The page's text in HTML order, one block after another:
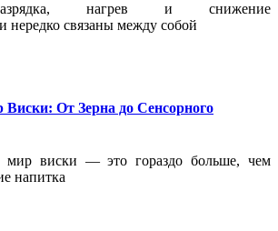
нагрев и снижение
нередко связаны между собой
От Зерна до Сенсорного
мир виски — это гораздо больше, чем
напитка